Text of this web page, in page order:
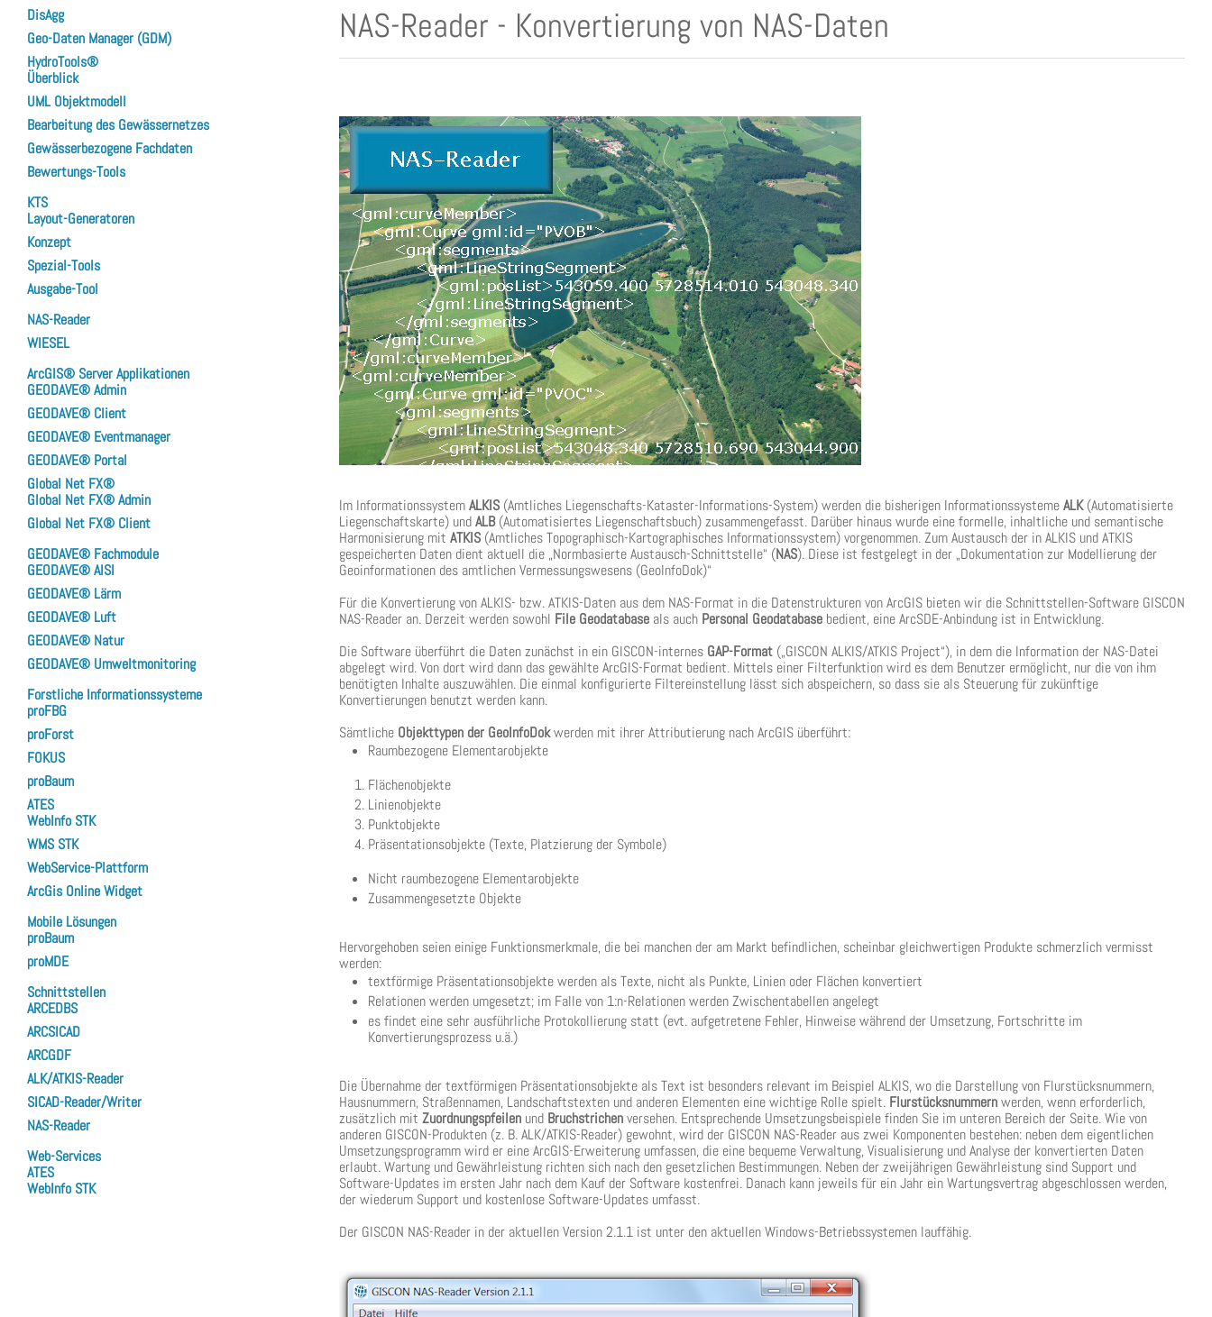
DisAgg
Geo-Daten Manager (GDM)
HydroTools®
Überblick
UML Objektmodell
Bearbeitung des Gewässernetzes
Gewässerbezogene Fachdaten
Bewertungs-Tools
KTS
Layout-Generatoren
Konzept
Spezial-Tools
Ausgabe-Tool
NAS-Reader
WIESEL
ArcGIS® Server Applikationen
GEODAVE® Admin
GEODAVE® Client
GEODAVE® Eventmanager
GEODAVE® Portal
Global Net FX®
Global Net FX® Admin
Global Net FX® Client
GEODAVE® Fachmodule
GEODAVE® AISI
GEODAVE® Lärm
GEODAVE® Luft
GEODAVE® Natur
GEODAVE® Umweltmonitoring
Forstliche Informationssysteme
proFBG
proForst
FOKUS
proBaum
ATES
WebInfo STK
WMS STK
WebService-Plattform
ArcGis Online Widget
Mobile Lösungen
proBaum
proMDE
Schnittstellen
ARCEDBS
ARCSICAD
ARCGDF
ALK/ATKIS-Reader
SICAD-Reader/Writer
NAS-Reader
Web-Services
ATES
WebInfo STK
NAS-Reader - Konvertierung von NAS-Daten
Im InformationssystemALKIS (Amtliches Liegenschafts-Kataster-Informations-System) werden die bisherigen InformationssystemeALK(Automatisierte
Liegenschaftskarte) undALB(Automatisiertes Liegenschaftsbuch) zusammengefasst. Darüber hinaus wurde eine formelle, inhaltliche und semantische
Harmonisierung mit ATKIS (Amtliches Topographisch-Kartographisches Informationssystem) vorgenommen. Zum Austausch der in ALKIS und ATKIS
gespeicherten Daten dient aktuell die „Normbasierte Austausch-Schnittstelle“ (NAS). Diese ist festgelegt in der „Dokumentation zur Modellierung der
Geoinformationen des amtlichen Vermessungswesens (GeoInfoDok)“
Für die Konvertierung von ALKIS- bzw. ATKIS-Daten aus dem NAS-Format in die Datenstrukturen von ArcGIS bieten wir die Schnittstellen-Software GISCON
NAS-Reader an. Derzeit werden sowohl File Geodatabase als auch Personal Geodatabase bedient, eine ArcSDE-Anbindung ist in Entwicklung.
Die Software überführt die Daten zunächst in ein GISCON-internes GAP-Format („GISCON ALKIS/ATKIS Project“), in dem die Information der NAS-Datei
abgelegt wird. Von dort wird dann das gewählte ArcGIS-Format bedient. Mittels einer Filterfunktion wird es dem Benutzer ermöglicht, nur die von ihm
benötigten Inhalte auszuwählen. Die einmal konfigurierte Filtereinstellung lässt sich abspeichern, so dass sie als Steuerung für zukünftige
Konvertierungen benutzt werden kann.
Sämtliche Objekttypen der GeoInfoDokwerden mit ihrer Attributierung nach ArcGIS überführt:
Raumbezogene Elementarobjekte
Flächenobjekte
Linienobjekte
Punktobjekte
Präsentationsobjekte (Texte, Platzierung der Symbole)
Nicht raumbezogene Elementarobjekte
Zusammengesetzte Objekte
Hervorgehoben seien einige Funktionsmerkmale, die bei manchen der am Markt befindlichen, scheinbar gleichwertigen Produkte schmerzlich vermisst
werden:
textförmige Präsentationsobjekte werden als Texte, nicht als Punkte, Linien oder Flächen konvertiert
Relationen werden umgesetzt; im Falle von 1:n-Relationen werden Zwischentabellen angelegt
es findet eine sehr ausführliche Protokollierung statt (evt. aufgetretene Fehler, Hinweise während der Umsetzung, Fortschritte im
Konvertierungsprozess u.ä.)
Die Übernahme der textförmigen Präsentationsobjekte als Text ist besonders relevant im Beispiel ALKIS, wo die Darstellung von Flurstücksnummern,
Hausnummern, Straßennamen, Landschaftstexten und anderen Elementen eine wichtige Rolle spielt. Flurstücksnummernwerden, wenn erforderlich,
zusätzlich mit Zuordnungspfeilen und Bruchstrichenversehen. Entsprechende Umsetzungsbeispiele finden Sie im unteren Bereich der Seite. Wie von
anderen GISCON-Produkten (z. B. ALK/ATKIS-Reader) gewohnt, wird der GISCON NAS-Reader aus zwei Komponenten bestehen: neben dem eigentlichen
Umsetzungsprogramm wird er eine ArcGIS-Erweiterung umfassen, die eine bequeme Verwaltung, Visualisierung und Analyse der konvertierten Daten
erlaubt. Wartung und Gewährleistung richten sich nach den gesetzlichen Bestimmungen. Neben der zweijährigen Gewährleistung sind Support und
Software-Updates im ersten Jahr nach dem Kauf der Software kostenfrei. Danach kann jeweils für ein Jahr ein Wartungsvertrag abgeschlossen werden,
der wiederum Support und kostenlose Software-Updates umfasst.
Der GISCON NAS-Reader in der aktuellen Version 2.1.1 ist unter den aktuellen Windows-Betriebssystemen lauffähig.